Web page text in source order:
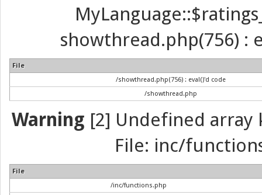
showthread.php(756) :
File
/showthread.php(756) : eval()'d code
/showthread.php
Warning [2] Undefined array
File: inc/
File
/inc/functions.php